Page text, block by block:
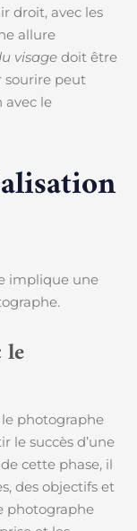
droit, avec les
allure
visage doit être
sourire peut
avec le
implique une
photographe
le succès d’une
cette phase, il
des objectifs et
photographe